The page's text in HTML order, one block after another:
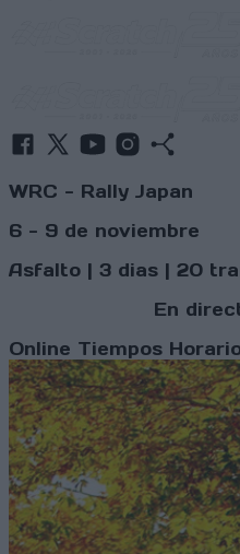
WRC - Rally Japan
6 - 9 de noviembre
Asfalto | 3 dias | 20
En
Online Tiempos